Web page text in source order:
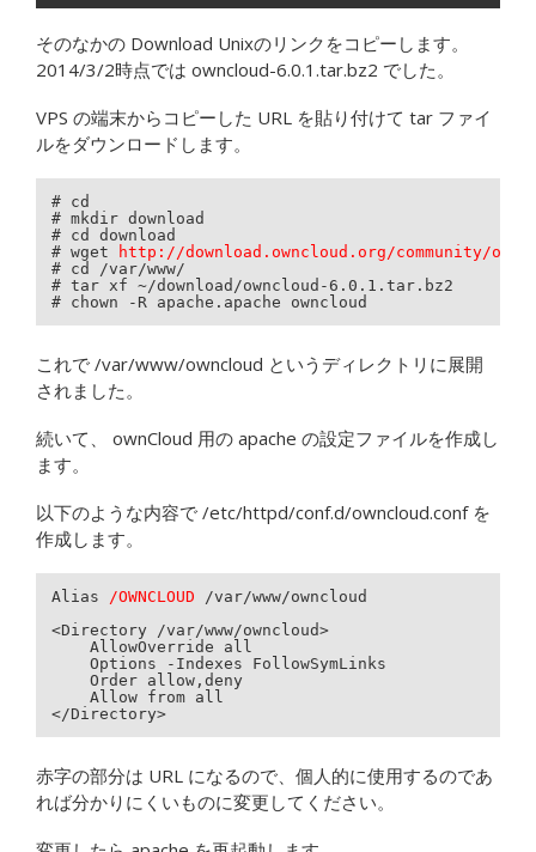
そのなかの Download Unixのリンクをコピーします。
2014/3/2時点では owncloud-6.0.1.tar.bz2 でした。
VPS の端末からコピーした URL を貼り付けて tar ファイ
ルをダウンロードします。
# cd
# mkdir download
# cd download
# wget
http://download.owncloud.org/community/
# cd /var/www/
# tar xf ~/download/owncloud-6.0.1.tar.bz2
# chown -R apache.apache owncloud
これで /var/www/owncloud というディレクトリに展開
されました。
続いて、 ownCloud 用の apache の設定ファイルを作成し
ます。
以下のような内容で /etc/httpd/conf.d/owncloud.conf を
作成します。
Alias /OWNCLOUD /var/www/owncloud
<Directory /var/www/owncloud>
AllowOverride all
Options -Indexes FollowSymLinks
Order allow,deny
Allow from all
</Directory>
赤字の部分は URL になるので、個人的に使用するのであ
れば分かりにくいものに変更してください。